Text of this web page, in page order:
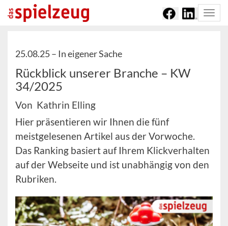
25.08.25 – In eigener Sache
Rückblick unserer Branche – KW
34/2025
Von Kathrin Elling
Hier präsentieren wir Ihnen die fünf
meistgelesenen Artikel aus der Vorwoche.
Das Ranking basiert auf Ihrem Klickverhalten
auf der Webseite und ist unabhängig von den
Rubriken.